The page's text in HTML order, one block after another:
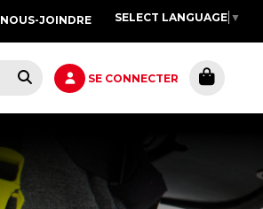
NOUS-JOINDRE SELECT LANGUAGE ▼
SE CONNECTER